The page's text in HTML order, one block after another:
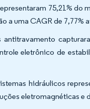
75,21% do
a uma CAGR de 7,77%
eletrônico de
hidráulicos
eletromagnéticas e